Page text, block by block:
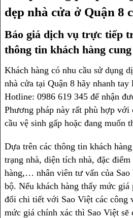
dẹp nhà cửa ở Quận 8
Báo giá dịch vụ trực tiếp
thông tin khách hàng
Khách hàng có nhu cầu sử dụng
nhà cửa tại Quận 8 hãy nhanh
Hotline: 0986 619 345 để nhận
Phương pháp này rất phù hợp với
cầu vệ sinh gấp hoặc đang muốn
Dựa trên các thông tin khách
trạng nhà, diện tích nhà, đặc điểm
hàng,… nhân viên tư vấn của Sao
bộ. Nếu khách hàng thấy mức
đổi chi tiết với Sao Việt các công
mức giá chính xác thì Sao Việt sẽ